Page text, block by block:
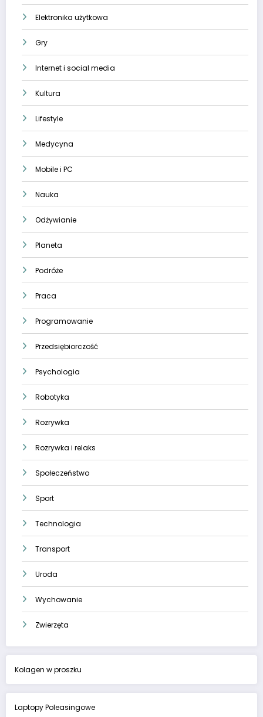
Elektronika użytkowa
Gry
Internet i social media
Kultura
Lifestyle
Medycyna
Mobile i PC
Nauka
Odżywianie
Planeta
Podróże
Praca
Programowanie
Przedsiębiorczość
Psychologia
Robotyka
Rozrywka
Rozrywka i relaks
Społeczeństwo
Sport
Technologia
Transport
Uroda
Wychowanie
Zwierzęta
Kolagen w proszku
Laptopy Poleasingowe